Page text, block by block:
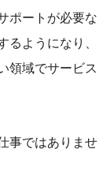
ポートが必要な
るようになり、
領域でサービス
事ではありませ